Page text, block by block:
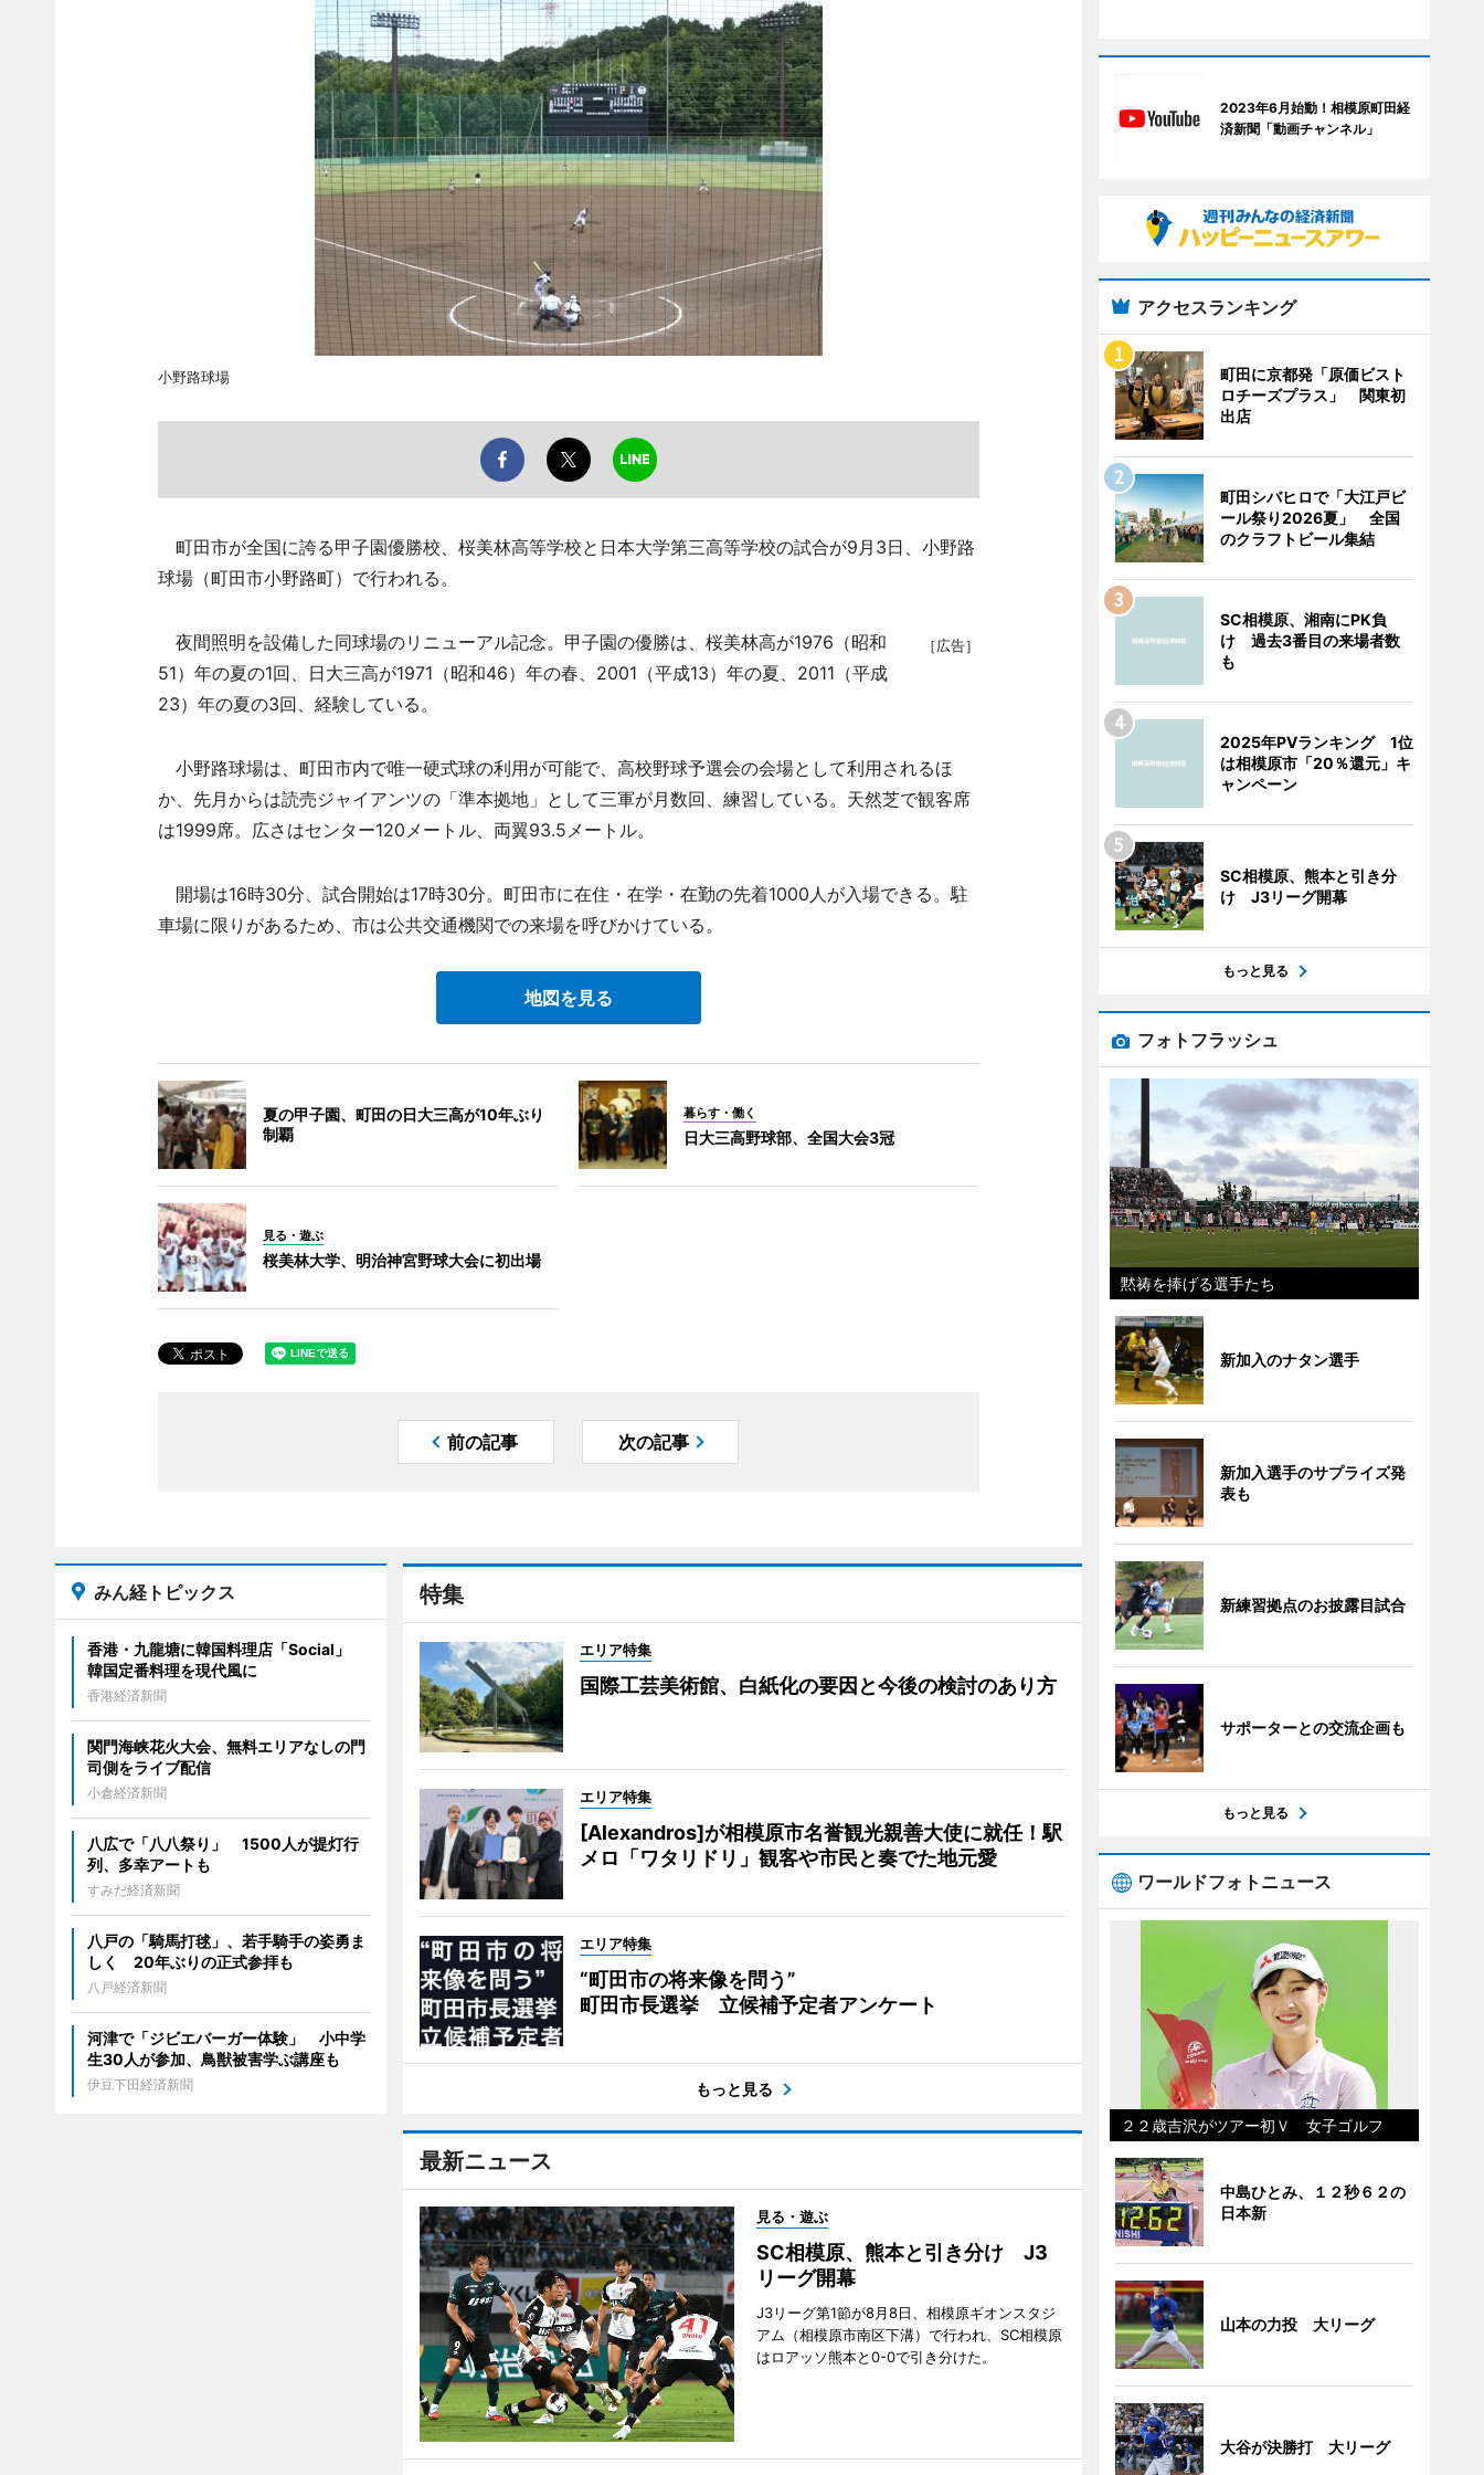
小野路球場
町田市が全国に誇る甲子園優勝校、桜美林高等学校と日本大学第三高等学校の試合が9月3日、小野路
球場（町田市小野路町）で行われる。
［広告］
夜間照明を設備した同球場のリニューアル記念。甲子園の優勝は、桜美林高が1976（昭和
51）年の夏の1回、日大三高が1971（昭和46）年の春、2001（平成13）年の夏、2011（平成
23）年の夏の3回、経験している。
小野路球場は、町田市内で唯一硬式球の利用が可能で、高校野球予選会の会場として利用されるほ
か、先月からは読売ジャイアンツの「準本拠地」として三軍が月数回、練習している。天然芝で観客席
は1999席。広さはセンター120メートル、両翼93.5メートル。
開場は16時30分、試合開始は17時30分。町田市に在住・在学・在勤の先着1000人が入場できる。駐
車場に限りがあるため、市は公共交通機関での来場を呼びかけている。
地図を見る
夏の甲子園、町田の日大三高が10年ぶり
制覇
暮らす・働く
日大三高野球部、全国大会3冠
見る・遊ぶ
桜美林大学、明治神宮野球大会に初出場
前の記事 次の記事
特集
エリア特集
国際工芸美術館、白紙化の要因と今後の検討のあり方
エリア特集
[Alexandros]が相模原市名誉観光親善大使に就任！駅
メロ「ワタリドリ」観客や市民と奏でた地元愛
エリア特集
“町田市の将来像を問う”
町田市長選挙 立候補予定者アンケート
もっと見る
最新ニュース
見る・遊ぶ
SC相模原、熊本と引き分け J3
リーグ開幕
J3リーグ第1節が8月8日、相模原ギオンスタジ
アム（相模原市南区下溝）で行われ、SC相模原
はロアッソ熊本と0-0で引き分けた。
みん経トピックス
香港・九龍塘に韓国料理店「Social」
韓国定番料理を現代風に
香港経済新聞
関門海峡花火大会、無料エリアなしの門
司側をライブ配信
小倉経済新聞
八広で「八八祭り」 1500人が提灯行
列、多幸アートも
すみだ経済新聞
八戸の「騎馬打毬」、若手騎手の姿勇ま
しく 20年ぶりの正式参拝も
八戸経済新聞
河津で「ジビエバーガー体験」 小中学
生30人が参加、鳥獣被害学ぶ講座も
伊豆下田経済新聞
2023年6月始動！相模原町田経
済新聞「動画チャンネル」
アクセスランキング
町田に京都発「原価ビスト
ロチーズプラス」 関東初
出店
町田シバヒロで「大江戸ビ
ール祭り2026夏」 全国
のクラフトビール集結
SC相模原、湘南にPK負
け 過去3番目の来場者数
も
2025年PVランキング 1位
は相模原市「20％還元」キ
ャンペーン
SC相模原、熊本と引き分
け J3リーグ開幕
もっと見る
フォトフラッシュ
黙祷を捧げる選手たち
新加入のナタン選手
新加入選手のサプライズ発
表も
新練習拠点のお披露目試合
サポーターとの交流企画も
もっと見る
ワールドフォトニュース
２２歳吉沢がツアー初Ｖ 女子ゴルフ
中島ひとみ、１２秒６２の
日本新
山本の力投 大リーグ
大谷が決勝打 大リーグ